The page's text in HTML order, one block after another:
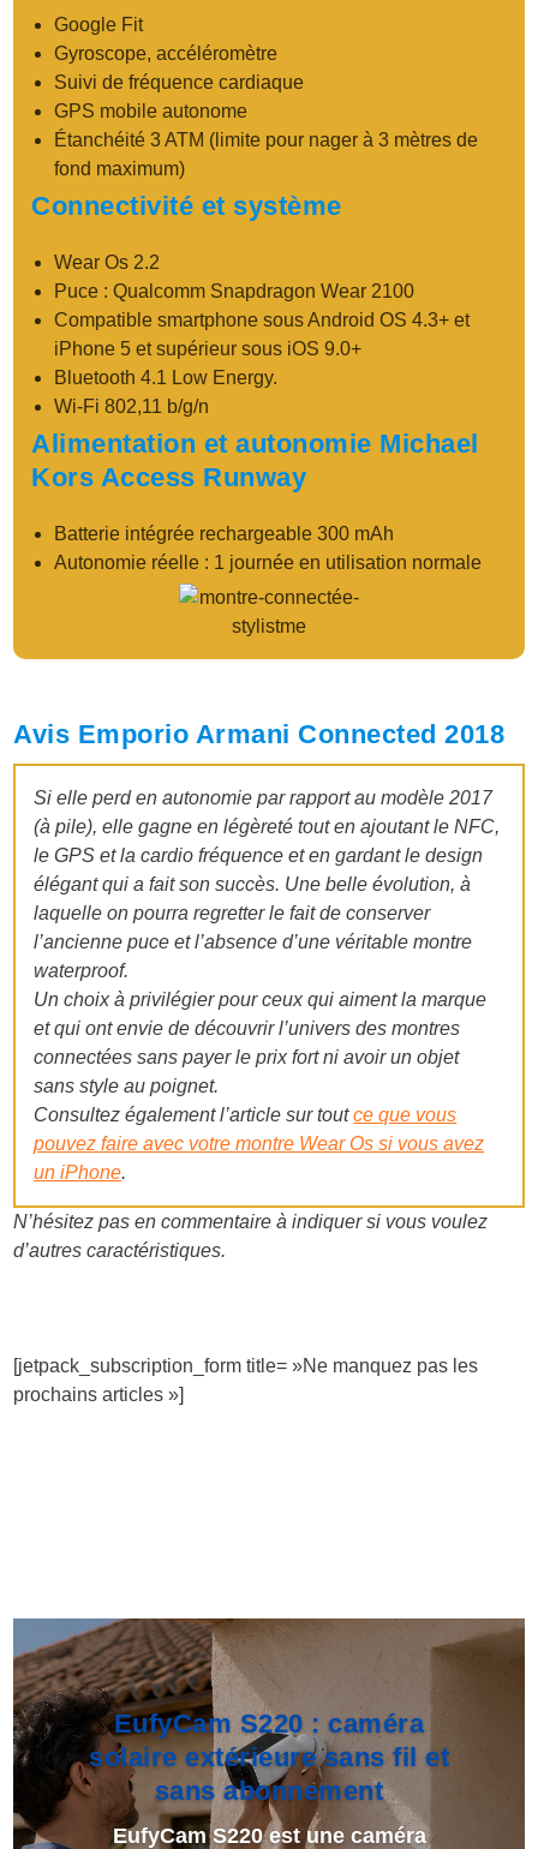
Google Fit
Gyroscope, accéléromètre
Suivi de fréquence cardiaque
GPS mobile autonome
Étanchéité 3 ATM (limite pour nager à 3 mètres de
fond maximum)
Connectivité et système
Wear Os 2.2
Puce : Qualcomm Snapdragon Wear 2100
Compatible smartphone sous Android OS 4.3+ et
iPhone 5 et supérieur sous iOS 9.0+
Bluetooth 4.1 Low Energy.
Wi-Fi 802,11 b/g/n
Alimentation et autonomie Michael
Kors Access Runway
Batterie intégrée rechargeable 300 mAh
Autonomie réelle : 1 journée en utilisation normale
Avis Emporio Armani Connected 2018
Si elle perd en autonomie par rapport au modèle 2017
(à pile), elle gagne en légèreté tout en ajoutant le NFC,
le GPS et la cardio fréquence et en gardant le design
élégant qui a fait son succès. Une belle évolution, à
laquelle on pourra regretter le fait de conserver
l’ancienne puce et l’absence d’une véritable montre
waterproof.
Un choix à privilégier pour ceux qui aiment la marque
et qui ont envie de découvrir l’univers des montres
connectées sans payer le prix fort ni avoir un objet
sans style au poignet.
Consultez également l’article sur toutce que vous
pouvez faire avec votre montre Wear Os si vous avez
un iPhone.
N’hésitez pas en commentaire à indiquer si vous voulez
d’autres caractéristiques.
[jetpack_subscription_form title= »Ne manquez pas les
prochains articles »]
EufyCam S220 : caméra
solaire extérieure sans fil et
sans abonnement
EufyCam S220 est une caméra